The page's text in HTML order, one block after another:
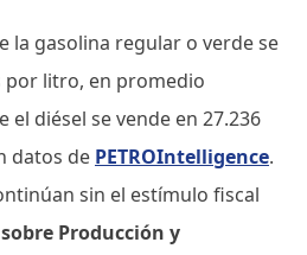
la gasolina regular o verde se
por litro, en promedio
el diésel se vende en 27.236
datos de PETROIntelligence.
sin el estímulo fiscal
Producción y